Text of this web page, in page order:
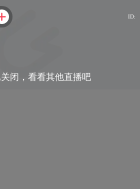
闭，看看其他直播吧
ID: